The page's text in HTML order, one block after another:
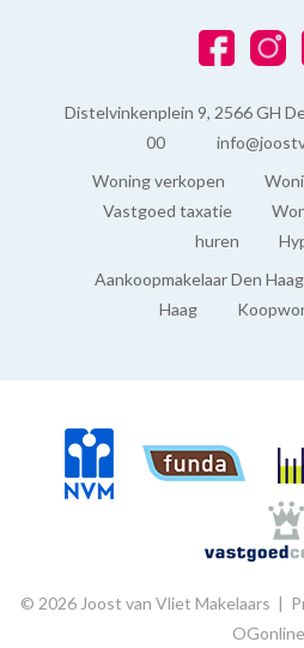
Distelvinkenplein 9, 2566 GH
00
Woning verkopen
Vastgoed taxatie
huren
Aankoopmakelaar Den Haag
Haag
© 2026 Joost van Vliet Makelaars |
OGonline